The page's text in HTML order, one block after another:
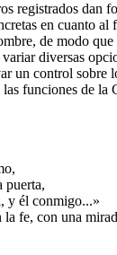
registrados dan
en cuanto al
de modo
diversas
un control sobre
las funciones de
puerta,
y él conmigo...»
fe, con una